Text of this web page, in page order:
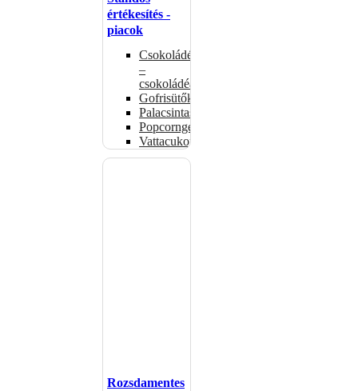
értékesítés -
piacok
Csokoládémelegítők
–
csokoládéadagolók
Gofrisütők
Palacsintasütők
Popcorngépek
Vattacukorgép
Rozsdamentes